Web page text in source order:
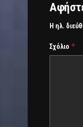
Η ηλ.
Σχόλιο *